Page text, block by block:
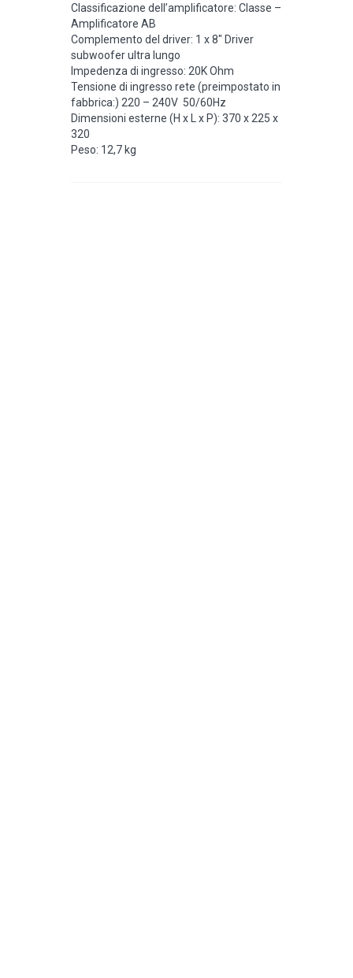
Classificazione dell’amplificatore: Classe –
Amplificatore AB
Complemento del driver: 1 x 8″ Driver
subwoofer ultra lungo
Impedenza di ingresso: 20K Ohm
Tensione di ingresso rete (preimpostato in
fabbrica:) 220 – 240V 50/60Hz
Dimensioni esterne (H x L x P): 370 x 225 x
320
Peso: 12,7 kg